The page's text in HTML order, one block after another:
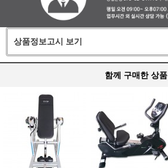
상품정보고시 보기
함께 구매한 상품